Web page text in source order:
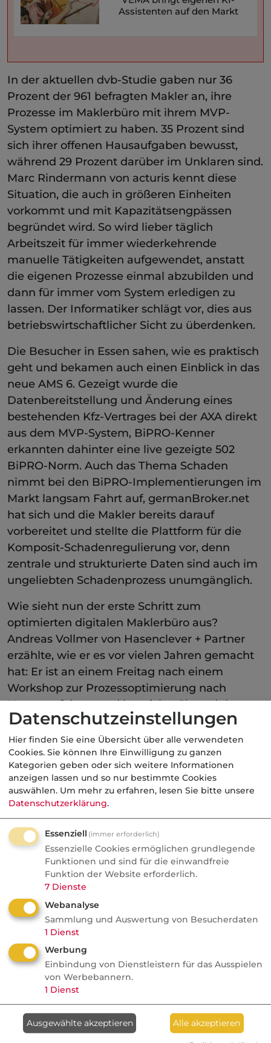
Assistenten auf den Markt
In der aktuellen dvb-Studie gaben nur 36
Prozent der 961 befragten Makler an, ihre
Prozesse im Maklerbüro mit ihrem MVP-
System optimiert zu haben. 35 Prozent sind
sich ihrer offenen Hausaufgaben bewusst,
während 29 Prozent darüber im Unklaren sind.
Marc Rindermann von acturis kennt diese
Situation, die auch in größeren Einheiten
vorkommt und mit Kapazitätsengpässen
begründet wird. So wird lieber täglich
Arbeitszeit für immer wiederkehrende
manuelle Tätigkeiten aufgewendet, anstatt
die eigenen Prozesse einmal abzubilden und
dann für immer vom System erledigen zu
lassen. Der Informatiker schlägt vor, dies aus
betriebswirtschaftlicher Sicht zu überdenken.
Die Besucher in Essen sahen, wie es praktisch
geht und bekamen auch einen Einblick in das
neue AMS 6. Gezeigt wurde die
Datenbereitstellung und Änderung eines
bestehenden Kfz-Vertrages bei der AXA direkt
aus dem MVP-System, BiPRO-Kenner
erkannten dahinter eine live gezeigte 502
BiPRO-Norm. Auch das Thema Schaden
nimmt bei den BiPRO-Implementierungen im
Markt langsam Fahrt auf, germanBroker.net
hat sich und die Makler bereits darauf
vorbereitet und stellte die Plattform für die
Komposit-Schadenregulierung vor, denn
zentrale und strukturierte Daten sind auch im
ungeliebten Schadenprozess unumgänglich.
Wie sieht nun der erste Schritt zum
optimierten digitalen Maklerbüro aus?
Andreas Vollmer von Hasenclever + Partner
erzählte, wie er es vor vielen Jahren gemacht
hat: Er ist an einem Freitag nach einem
Workshop zur Prozessoptimierung nach
Hause gefahren und hat sich während der
Fahrt überlegt, wann eine solche Umsetzung
am besten passt. Am Samstag hat er dann
angefangen.
Henning Plagemann
Redaktionsteam
deutsche-
Jetzt teilen:
Verfassen Sie den ersten
Kommentar
Datenschutzeinstellungen
Hier finden Sie eine Übersicht über alle verwendeten
Cookies. Sie können Ihre Einwilligung zu ganzen
Kategorien geben oder sich weitere Informationen
anzeigen lassen und so nur bestimmte Cookies
auswählen. Um mehr zu erfahren, lesen Sie bitte unsere
Datenschutzerklärung.
Essenziell (immer erforderlich)
Essenzielle Cookies ermöglichen grundlegende
Funktionen und sind für die einwandfreie
Funktion der Website erforderlich.
7 Dienste
Webanalyse
Sammlung und Auswertung von Besucherdaten
1 Dienst
Werbung
Einbindung von Dienstleistern für das Ausspielen
von Werbebannern.
1 Dienst
Ausgewählte akzeptieren Alle akzeptieren